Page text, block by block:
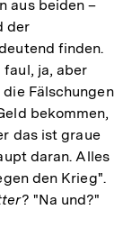
aus beiden –
der
finden.
ja, aber
Fälschungen
bekommen,
das ist graue
daran. Alles
den Krieg".
? "Na und?"